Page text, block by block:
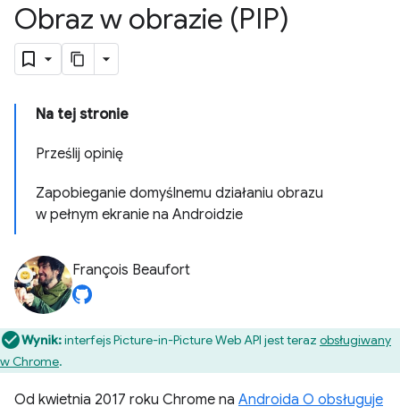
Obraz w obrazie (PIP)
Na tej stronie
Prześlij opinię
Zapobieganie domyślnemu działaniu obrazu
w pełnym ekranie na Androidzie
François Beaufort
Wynik:interfejs Picture-in-Picture Web API jest teraz obsługiwany
w Chrome.
Od kwietnia 2017 roku Chrome na Androida O obsługuje